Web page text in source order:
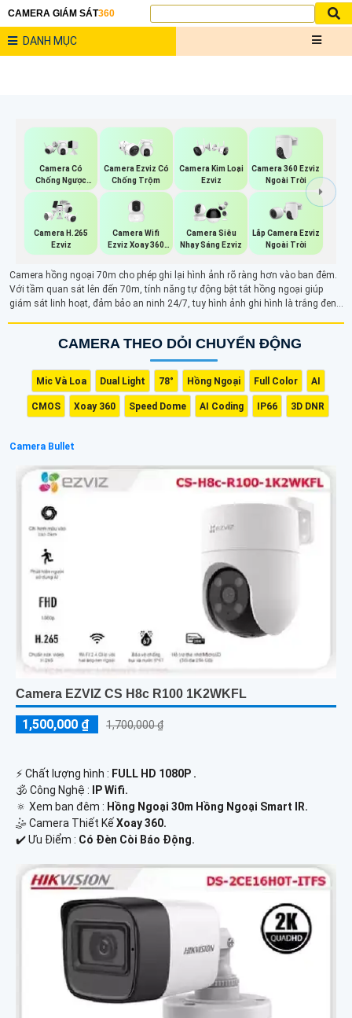
CAMERA GIÁM SÁT360
DANH MỤC
Camera Có
Chống Ngược
Sáng Ezviz
Camera Ezviz Có
Chống Trộm
Camera Kim Loại
Ezviz
Camera 360 Ezviz
Ngoài Trời
Camera H.265
Ezviz
Camera Wifi
Ezviz Xoay 360
Độ
Camera Siêu
Nhạy Sáng Ezviz
Lắp Camera Ezviz
Ngoài Trời
Camera hồng ngoại 70m cho phép ghi lại hình ảnh rõ ràng hơn vào ban đêm.
Với tầm quan sát lên đến 70m, tính năng tự động bật tắt hồng ngoại giúp
giám sát linh hoạt, đảm bảo an ninh 24/7, tuy hình ảnh ghi hình là trắng đen
CAMERA THEO DỎI CHUYỂN ĐỘNG
Mic Và Loa Dual Light 78° Hồng Ngoại Full Color AI
CMOS Xoay 360 Speed Dome AI Coding IP66 3D DNR
Camera Bullet
Camera EZVIZ CS H8c R100 1K2WKFL
1,500,000 ₫ 1,700,000 ₫
️⚡ Chất lượng hình : FULL HD 1080P .
🕉️ Công Nghệ :
IP Wifi.
🔅 Xem ban đêm : Hồng Ngoại 30m Hồng Ngoại Smart IR.
🤹 Camera Thiết Kế Xoay 360.
️✔️ Ưu Điểm : Có Đèn Còi Báo Động.